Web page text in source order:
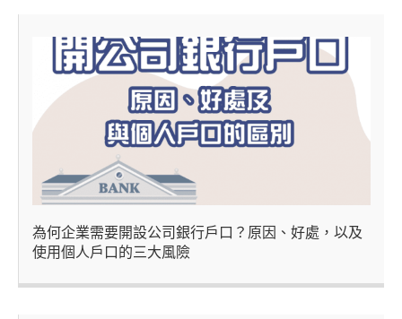
為何企業需要開設公司銀行戶口？原因、好處，以及
使用個人戶口的三大風險